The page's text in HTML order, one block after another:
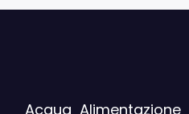
Acqua Alimentazione